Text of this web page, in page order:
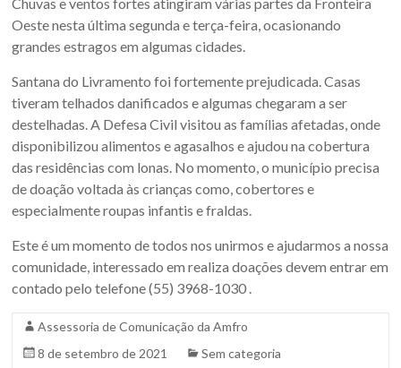
Sul.
Oeste nesta última segunda e terça-feira, ocasionando
grandes estragos em algumas cidades.
Santana do Livramento foi fortemente prejudicada. Casas
tiveram telhados danificados e algumas chegaram a ser
destelhadas. A Defesa Civil visitou as famílias afetadas, onde
disponibilizou alimentos e agasalhos e ajudou na cobertura
das residências com lonas. No momento, o município precisa
de doação voltada às crianças como, cobertores e
especialmente roupas infantis e fraldas.
Este é um momento de todos nos unirmos e ajudarmos a nossa
comunidade, interessado em realiza doações devem entrar em
contado pelo telefone (55) 3968-1030 .
Assessoria de Comunicação da Amfro
8 de setembro de 2021
Sem categoria